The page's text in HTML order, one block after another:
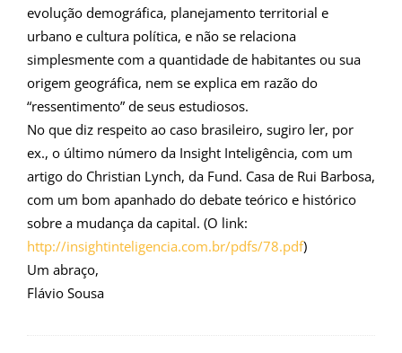
evolução demográfica, planejamento territorial e
urbano e cultura política, e não se relaciona
simplesmente com a quantidade de habitantes ou sua
origem geográfica, nem se explica em razão do
“ressentimento” de seus estudiosos.
No que diz respeito ao caso brasileiro, sugiro ler, por
ex., o último número da Insight Inteligência, com um
artigo do Christian Lynch, da Fund. Casa de Rui Barbosa,
com um bom apanhado do debate teórico e histórico
sobre a mudança da capital. (O link:
http://insightinteligencia.com.br/pdfs/78.pdf)
Um abraço,
Flávio Sousa